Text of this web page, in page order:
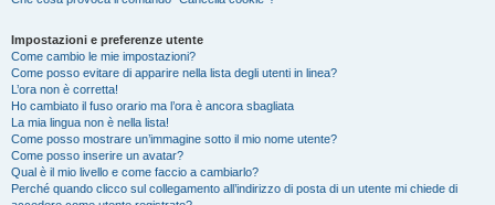
Impostazioni e preferenze utente
Come cambio le mie impostazioni?
Come posso evitare di apparire nella lista degli utenti in linea?
L’ora non è corretta!
Ho cambiato il fuso orario ma l’ora è ancora sbagliata
La mia lingua non è nella lista!
Come posso mostrare un’immagine sotto il mio nome utente?
Come posso inserire un avatar?
Qual è il mio livello e come faccio a cambiarlo?
Perché quando clicco sul collegamento all’indirizzo di posta di un utente mi chiede di